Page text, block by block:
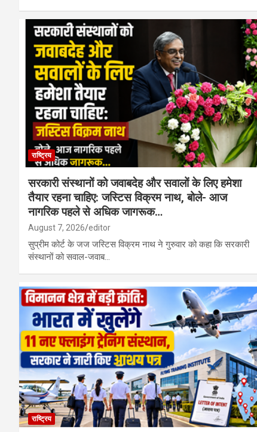
राष्ट्रिय
सरकारी संस्थानों को जवाबदेह और सवालों के लिए हमेशा
तैयार रहना चाहिए: जस्टिस विक्रम नाथ, बोले- आज
नागरिक पहले से अधिक जागरूक…
August 7, 2026 editor
सुप्रीम कोर्ट के जज जस्टिस विक्रम नाथ ने गुरुवार को कहा कि सरकारी
संस्थानों को सवाल-जवाब…
राष्ट्रिय